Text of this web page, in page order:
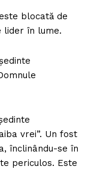
blocată de
lider în lume.
vrei”. Un fost
înclinându-se în
periculos. Este